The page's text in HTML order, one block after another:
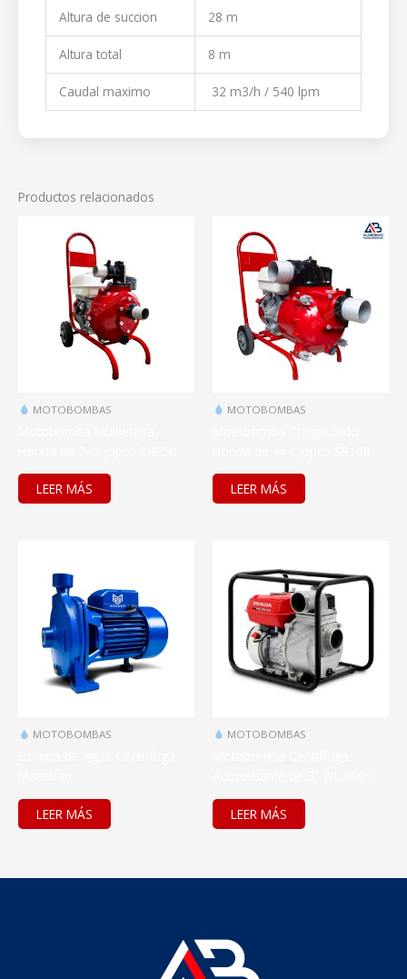
Altura de succion 28 m
Altura total 8 m
Caudal maximo 32 m3/h / 540 lpm
Productos relacionados
MOTOBOMBAS
LEER MÁS
MOTOBOMBAS
LEER MÁS
MOTOBOMBAS
LEER MÁS
MOTOBOMBAS
LEER MÁS